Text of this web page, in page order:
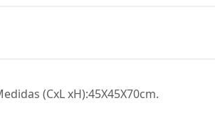
(CxL xH):45X45X70cm.